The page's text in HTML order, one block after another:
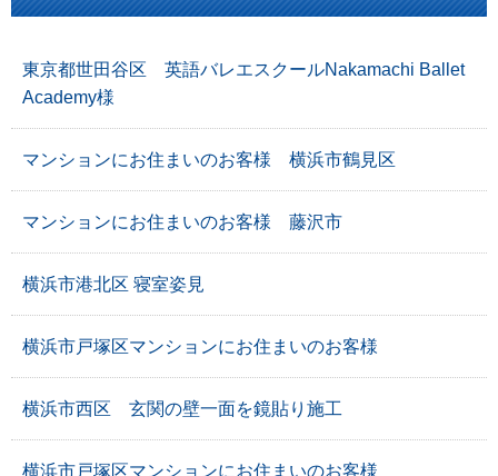
東京都世田谷区 英語バレエスクールNakamachi Ballet
Academy様
マンションにお住まいのお客様 横浜市鶴見区
マンションにお住まいのお客様 藤沢市
横浜市港北区 寝室姿見
横浜市戸塚区マンションにお住まいのお客様
横浜市西区 玄関の壁一面を鏡貼り施工
横浜市戸塚区マンションにお住まいのお客様